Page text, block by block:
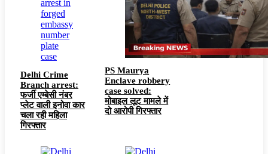
Delhi Crime
Branch arrest:
फर्जी एम्बेसी नंबर
प्लेट वाली इनोवा कार
चला रही महिला
गिरफ्तार
PS Maurya
Enclave robbery
case solved:
मोबाइल लूट मामले में
दो आरोपी गिरफ्तार